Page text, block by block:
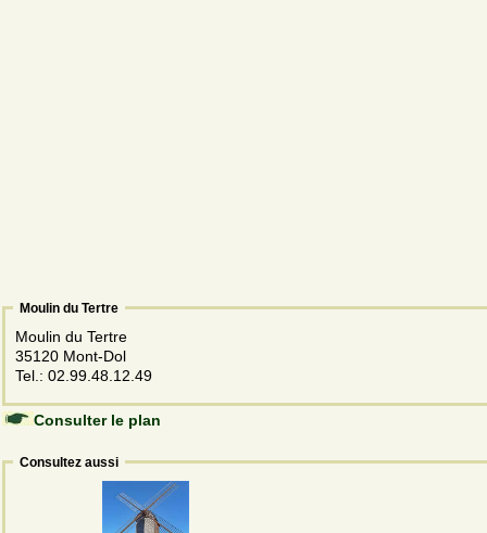
Moulin du Tertre
Moulin du Tertre
35120 Mont-Dol
Tel.: 02.99.48.12.49
Consulter le plan
Consultez aussi